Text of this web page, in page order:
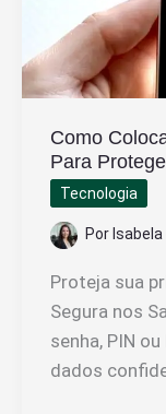
e
Novidades
Como
Para
Tecnologia
Por
Proteja sua
Segura nos
senha, PIN
dados